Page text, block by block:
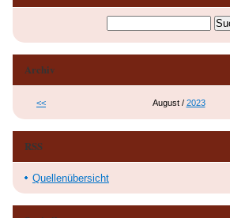
Archiv
<< August / 2023
RSS
Quellenübersicht